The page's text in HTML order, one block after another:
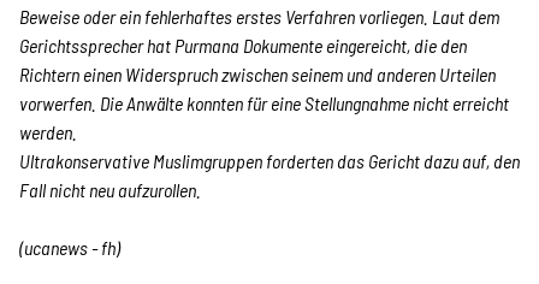
Transparenz
Kontakt
Beweise oder ein fehlerhaftes erstes Verfahren vorliegen. Laut dem
Gerichtssprecher hat Purmana Dokumente eingereicht, die den
Richtern einen Widerspruch zwischen seinem und anderen Urteilen
vorwerfen. Die Anwälte konnten für eine Stellungnahme nicht erreicht
werden.
Ultrakonservative Muslimgruppen forderten das Gericht dazu auf, den
Fall nicht neu aufzurollen.
(ucanews - fh)